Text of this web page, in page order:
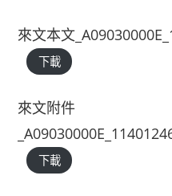
來文本文
下載
來文附件
下載